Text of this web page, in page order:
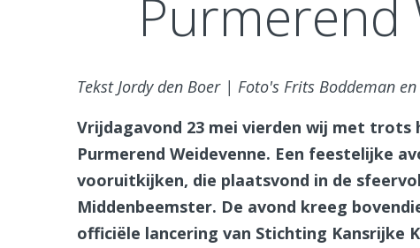
Purmerend
Tekst Jordy den Boer | Foto's Frits Boddeman
Vrijdagavond 23 mei vierden wij met trots
Purmerend Weidevenne. Een feestelijke
vooruitkijken, die plaatsvond in de
Middenbeemster. De avond kreeg
officiële lancering van Stichting Kansrijke